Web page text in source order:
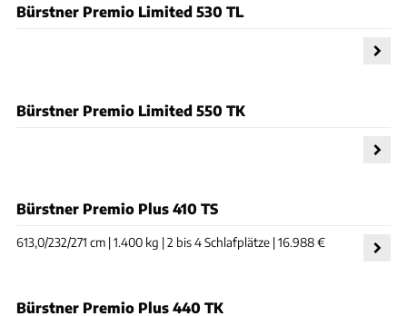
Bürstner Premio Limited 530 TL
Bürstner Premio Limited 550 TK
Bürstner Premio Plus 410 TS
613,0/232/271 cm | 1.400 kg | 2 bis 4 Schlafplätze | 16.988 €
Bürstner Premio Plus 440 TK